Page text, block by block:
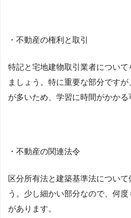
・不動産の権利と取引
特記と宅地建物取引業者につい
ましょう。特に重要な部分です
が多いため、学習に時間がかかる
・不動産の関連法令
区分所有法と建築基準法について
う。少し細かい部分なので、何
があります。